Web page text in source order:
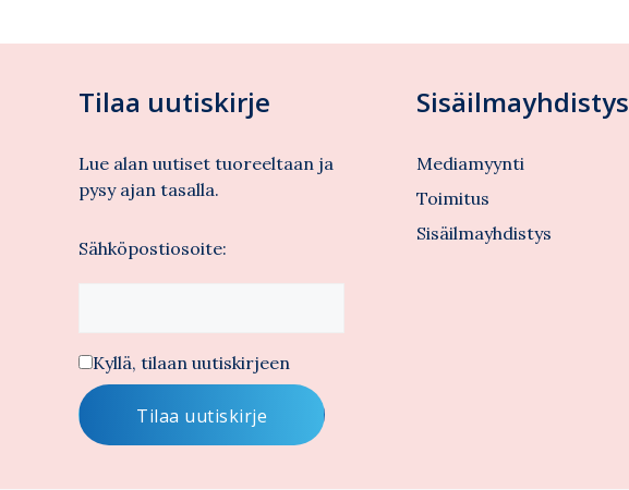
Tilaa uutiskirje
Lue alan uutiset tuoreeltaan ja
pysy ajan tasalla.
Sähköpostiosoite:
Kyllä, tilaan uutiskirjeen
Sisäilmayhdistys
Mediamyynti
Toimitus
Sisäilmayhdistys